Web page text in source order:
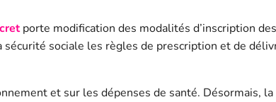
porte modification des modalités d’inscription
sociale les règles de prescription et de
et sur les dépenses de santé. Désormais,